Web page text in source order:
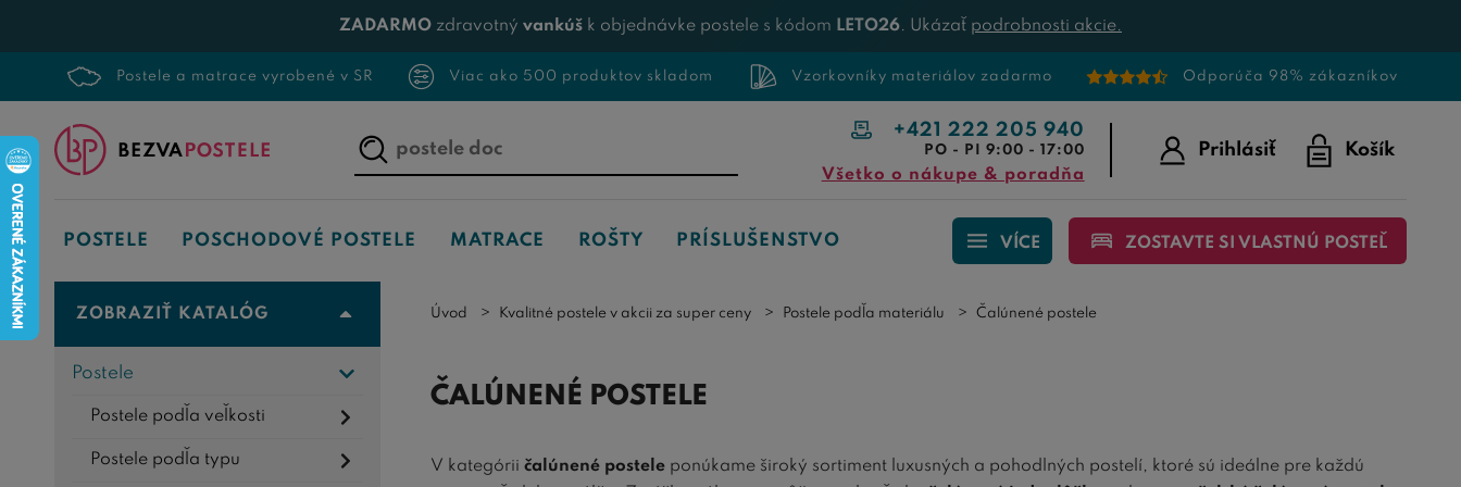
ZADARMO zdravotný vankúš k objednávke postele s kódom LETO26. Ukázať podrobnosti akcie.
Postele a matrace vyrobené v SR Viac ako 500 produktov skladom Vzorkovníky materiálov zadarmo Odporúča 98% zákazníkov
Napíšte,
čo
hľadáte...
+421 222 205 940
PO - PI 9:00 - 17:00
Všetko o nákupe & poradňa
Prihlásiť Košík
POSTELE POSCHODOVÉ POSTELE MATRACE ROŠTY PRÍSLUŠENSTVO VÍCE ZOSTAVTE SI VLASTNÚ POSTEĽ
Úvod Kvalitné postele v akcii za super ceny Postele podľa materiálu Čalúnené postele
ČALÚNENÉ POSTELE
V kategórii čalúnené postele ponúkame široký sortiment luxusných a pohodlných postelí, ktoré sú ideálne pre každú
ZOBRAZIŤ KATALÓG
Postele
Postele podľa veľkosti
Postele podľa typu